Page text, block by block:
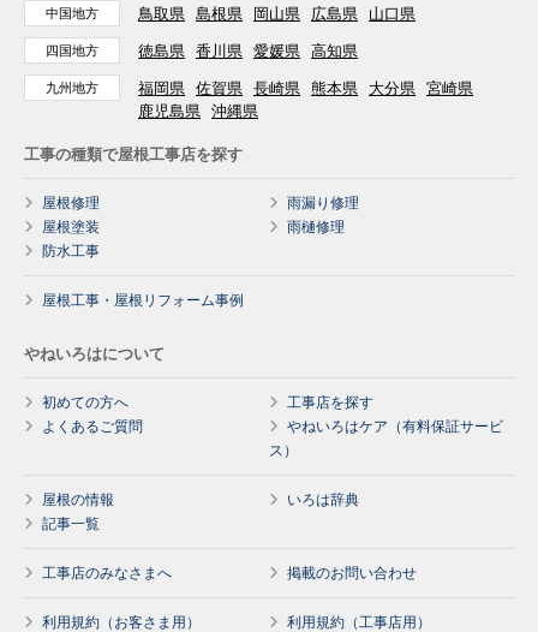
中国地方 鳥取県 島根県 岡山県 広島県 山口県
四国地方 徳島県 香川県 愛媛県 高知県
九州地方 福岡県 佐賀県 長崎県 熊本県 大分県 宮崎県
鹿児島県 沖縄県
工事の種類で屋根工事店を探す
屋根修理
雨漏り修理
屋根塗装
雨樋修理
防水工事
屋根工事・屋根リフォーム事例
やねいろはについて
初めての方へ
工事店を探す
よくあるご質問
やねいろはケア（有料保証サービ
ス）
屋根の情報
いろは辞典
記事一覧
工事店のみなさまへ 掲載のお問い合わせ
利用規約（お客さま用） 利用規約（工事店用）